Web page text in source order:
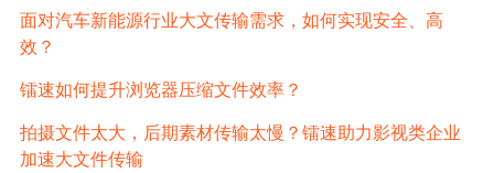
面对汽车新能源行业大文传输需求，如何实现安全、高
效？
镭速如何提升浏览器压缩文件效率？
拍摄文件太大，后期素材传输太慢？镭速助力影视类企业
加速大文件传输